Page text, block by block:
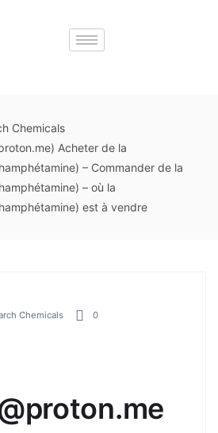
Chemicals
Acheter de la
– Commander de la
– où la
est à vendre
Chemicals 0